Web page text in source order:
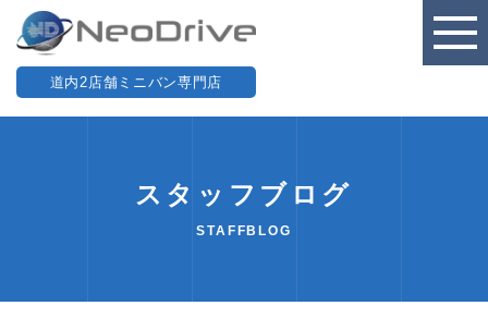
道内2店舗ミニバン専門店
スタッフブログ
STAFFBLOG